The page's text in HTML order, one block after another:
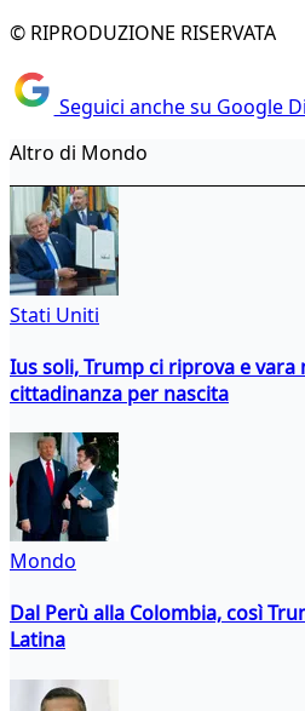
© RIPRODUZIONE RISERVATA
Seguici anche su Google
Altro di Mondo
Stati Uniti
Ius soli, Trump ci riprova e
cittadinanza per nascita
Mondo
Dal Perù alla Colombia, così
Latina